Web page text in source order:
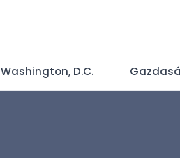
Washington, D.C.